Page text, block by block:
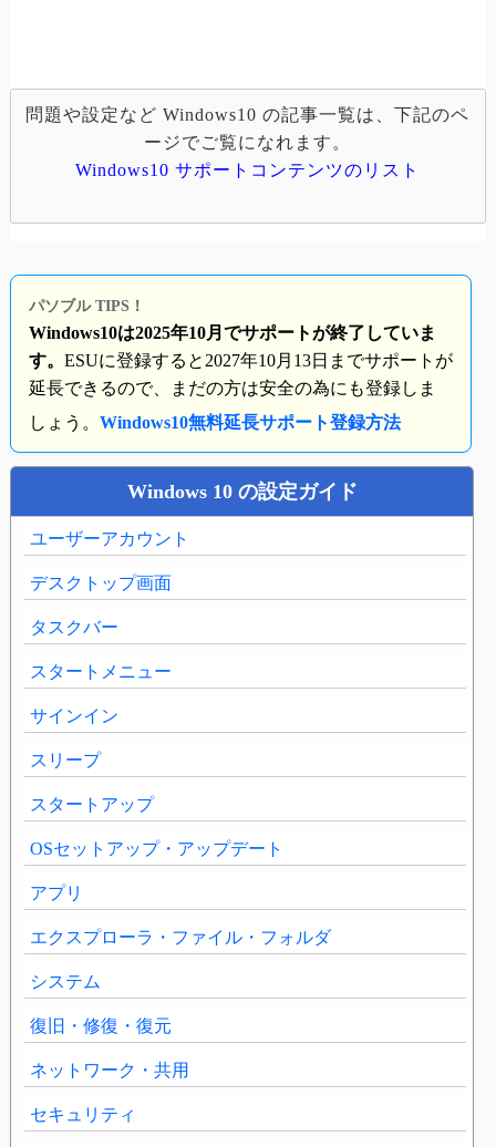
問題や設定など Windows10 の記事一覧は、下記のペ
ージでご覧になれます。
Windows10 サポートコンテンツのリスト
パソブル TIPS！
Windows10は2025年10月でサポートが終了していま
す。 ESUに登録すると2027年10月13日までサポートが
延長できるので、まだの方は安全の為にも登録しま
しょう。 Windows10無料延長サポート登録方法
Windows 10 の設定ガイド
ユーザーアカウント
デスクトップ画面
タスクバー
スタートメニュー
サインイン
スリープ
スタートアップ
OSセットアップ・アップデート
アプリ
エクスプローラ・ファイル・フォルダ
システム
復旧・修復・復元
ネットワーク・共用
セキュリティ